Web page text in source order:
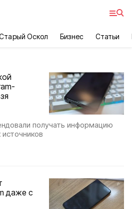
Оскол Бизнес Статьи
получать информацию
даже с